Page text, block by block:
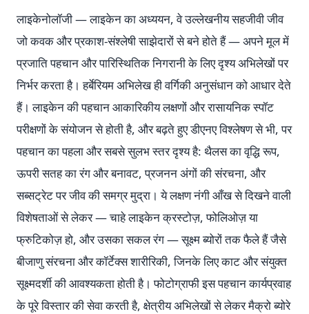
लाइकेनोलॉजी — लाइकेन का अध्ययन, वे उल्लेखनीय सहजीवी जीव
जो कवक और प्रकाश-संश्लेषी साझेदारों से बने होते हैं — अपने मूल में
प्रजाति पहचान और पारिस्थितिक निगरानी के लिए दृश्य अभिलेखों पर
निर्भर करता है। हर्बेरियम अभिलेख ही वर्गिकी अनुसंधान को आधार देते
हैं। लाइकेन की पहचान आकारिकीय लक्षणों और रासायनिक स्पॉट
परीक्षणों के संयोजन से होती है, और बढ़ते हुए डीएनए विश्लेषण से भी, पर
पहचान का पहला और सबसे सुलभ स्तर दृश्य है: थैलस का वृद्धि रूप,
ऊपरी सतह का रंग और बनावट, प्रजनन अंगों की संरचना, और
सब्सट्रेट पर जीव की समग्र मुद्रा। ये लक्षण नंगी आँख से दिखने वाली
विशेषताओं से लेकर — चाहे लाइकेन क्रस्टोज़, फोलिओज़ या
फ्रुटिकोज़ हो, और उसका सकल रंग — सूक्ष्म ब्योरों तक फैले हैं जैसे
बीजाणु संरचना और कॉर्टेक्स शारीरिकी, जिनके लिए काट और संयुक्त
सूक्ष्मदर्शी की आवश्यकता होती है। फोटोग्राफी इस पहचान कार्यप्रवाह
के पूरे विस्तार की सेवा करती है, क्षेत्रीय अभिलेखों से लेकर मैक्रो ब्योरे